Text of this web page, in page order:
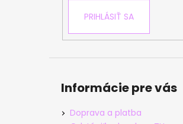
PRIHLÁSIŤ SA
Informácie pre vás
Doprava a platba